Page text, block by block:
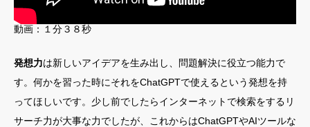
動画：１分３８秒
発想力は新しいアイデアを生み出し、問題解決に役立つ能力で
す。何かを習った時にそれをChatGPTで使えるという発想を持
ってほしいです。少し前でしたらインターネットで検索をするリ
サーチ力が大事な力でしたが、これからはChatGPTやAIツールな
特定商品取引法についての表記